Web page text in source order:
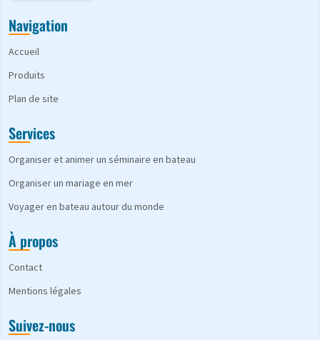
Navigation
Accueil
Produits
Plan de site
Services
Organiser et animer un séminaire en bateau
Organiser un mariage en mer
Voyager en bateau autour du monde
À propos
Contact
Mentions légales
Suivez-nous